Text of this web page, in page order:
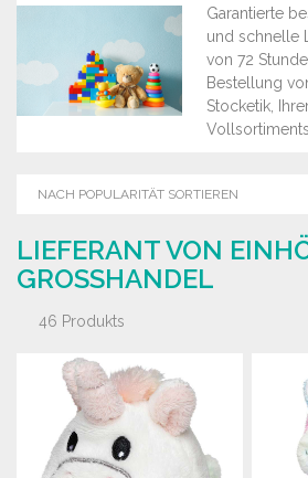
Garantierte
und schnelle
von 72
Bestellung
Stocketik,
LIEFERANT VON
GROSSHANDEL
46 Produkts